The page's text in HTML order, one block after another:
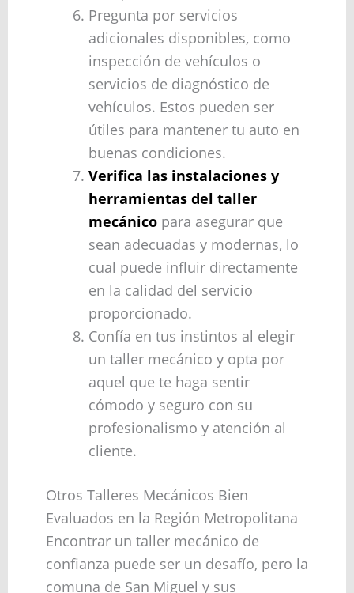
Pregunta por servicios
adicionales disponibles, como
inspección de vehículos o
servicios de diagnóstico de
vehículos. Estos pueden ser
útiles para mantener tu auto en
buenas condiciones.
Verifica las instalaciones y
herramientas del taller
mecánicopara asegurar que
sean adecuadas y modernas, lo
cual puede influir directamente
en la calidad del servicio
proporcionado.
Confía en tus instintos al elegir
un taller mecánico y opta por
aquel que te haga sentir
cómodo y seguro con su
profesionalismo y atención al
cliente.
Otros Talleres Mecánicos Bien
Evaluados en la Región Metropolitana
Encontrar un taller mecánico de
confianza puede ser un desafío, pero la
comuna de San Miguel y sus